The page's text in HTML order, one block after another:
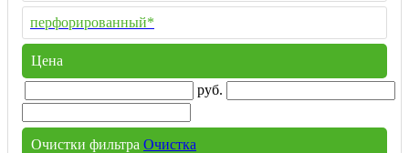
перфорированный*
Цена
руб.
Очистки фильтра Очистка